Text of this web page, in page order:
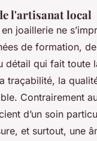
l'artisanat local
joaillerie ne
de formation,
détail qui fait
traçabilité, la
Contrairement
d’un soin
et surtout, une